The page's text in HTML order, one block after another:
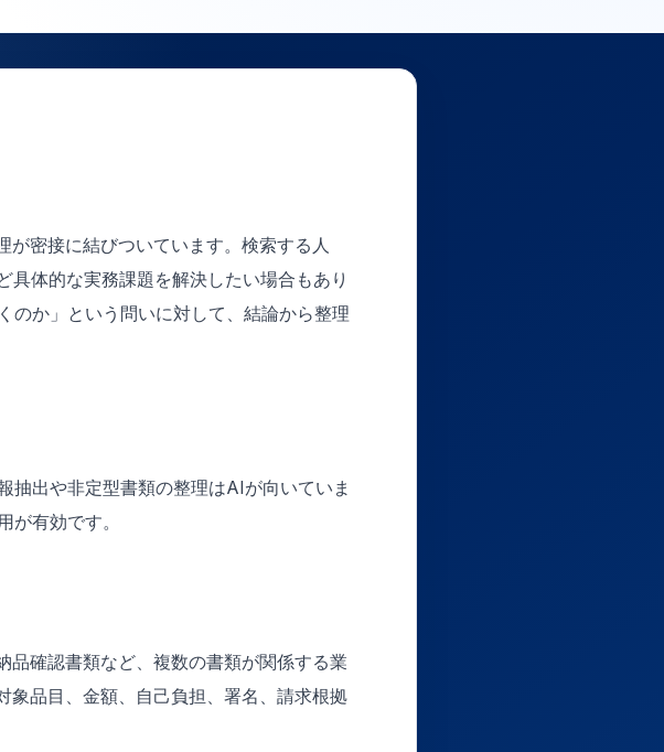
が密接に結びついています。検索する人
体的な実務課題を解決したい場合もあり
のか」という問いに対して、結論から整理
抽出や非定型書類の整理はAIが向いていま
有効です。
品確認書類など、複数の書類が関係する業
象品目、金額、自己負担、署名、請求根拠